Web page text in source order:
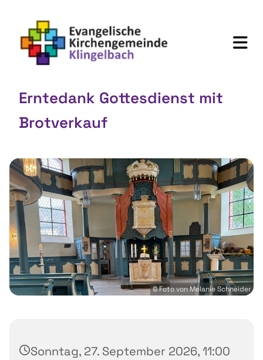
Erntedank Gottesdienst mit
Brotverkauf
© Foto von Melanie Schneider
Sonntag, 27. September 2026, 11:00